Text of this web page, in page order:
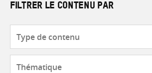
FILTRER LE CONTENU PAR
contenu